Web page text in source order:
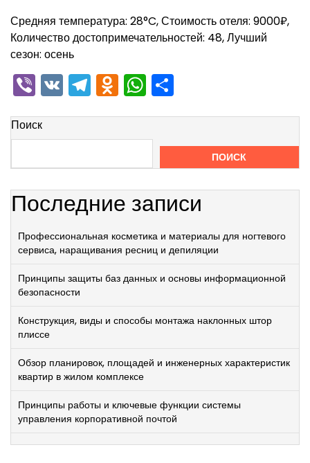
Средняя температура: 28°C, Стоимость отеля: 9000₽,
Количество достопримечательностей: 48, Лучший
сезон: осень
Viber
VKTelegram
Odnoklassniki
WhatsApp
Поиск
ПОИСК
Последние записи
Профессиональная косметика и материалы для ногтевого
сервиса, наращивания ресниц и депиляции
Принципы защиты баз данных и основы информационной
безопасности
Конструкция, виды и способы монтажа наклонных штор
плиссе
Обзор планировок, площадей и инженерных характеристик
квартир в жилом комплексе
Принципы работы и ключевые функции системы
управления корпоративной почтой